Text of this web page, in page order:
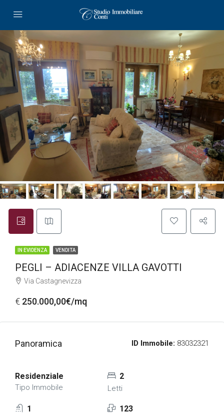
IN EVIDENZA VENDITA
PEGLI – ADIACENZE VILLA GAVOTTI
Via Castagnevizza
€ 250.000,00€/mq
Panoramica ID Immobile: 83032321
Residenziale
Tipo Immobile
2
Letti
1 123